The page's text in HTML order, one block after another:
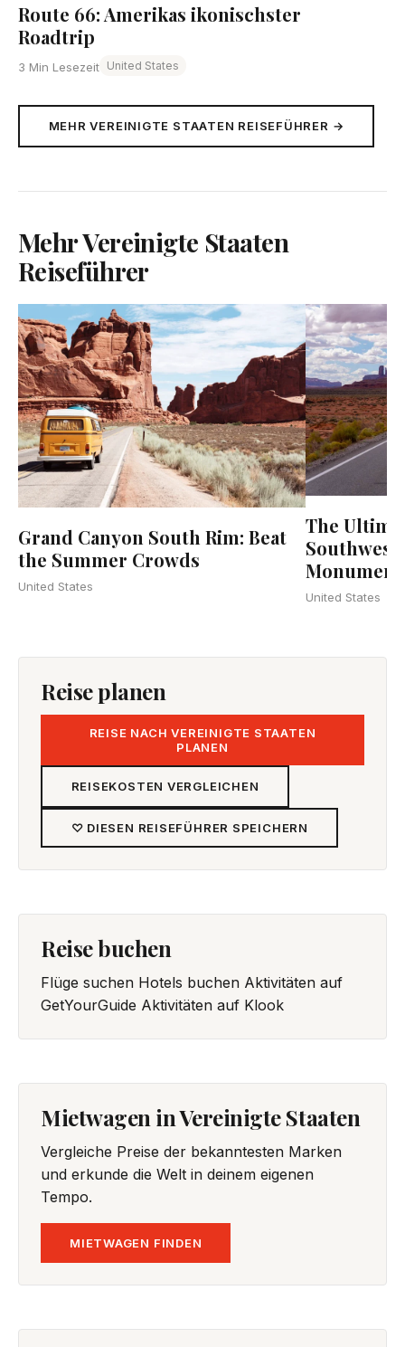
Route 66: Amerikas ikonischster
Roadtrip
3 Min Lesezeit United States
MEHR VEREINIGTE STAATEN REISEFÜHRER →
Mehr Vereinigte Staaten
Reiseführer
Grand Canyon South Rim: Beat
the Summer Crowds
United States
The
Southwest
United States
Reise planen
REISE NACH VEREINIGTE STAATEN
PLANEN
REISEKOSTEN VERGLEICHEN
♡ DIESEN REISEFÜHRER SPEICHERN
Reise buchen
Flüge suchen Hotels buchen Aktivitäten auf
GetYourGuide Aktivitäten auf Klook
Mietwagen in Vereinigte Staaten
Vergleiche Preise der bekanntesten Marken
und erkunde die Welt in deinem eigenen
Tempo.
MIETWAGEN FINDEN